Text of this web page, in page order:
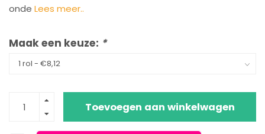
onde Lees meer..
Maak een keuze: *
Toevoegen aan winkelwagen